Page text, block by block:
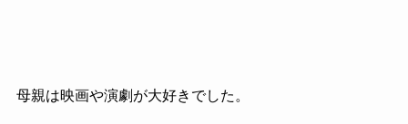
母親は映画や演劇が大好きでした。